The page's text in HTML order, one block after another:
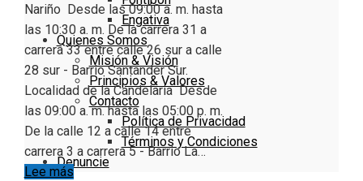
Engativa
Quienes Somos
Misión & Visión
Principios & Valores
Contacto
Política de Privacidad
Términos y Condiciones
Denuncie
Nariño Desde las 09:00 a. m. hasta
las 10:30 a. m. De la carrera 31 a
carrera 33 entre calle 26 sur a calle
28 sur - Barrio Santander Sur.
Localidad de la Candelaria Desde
las 09:00 a. m. hasta las 05:00 p. m.
De la calle 12 a calle 14 entre
carrera 3 a carrera 5 - Barrio La…
Lee más